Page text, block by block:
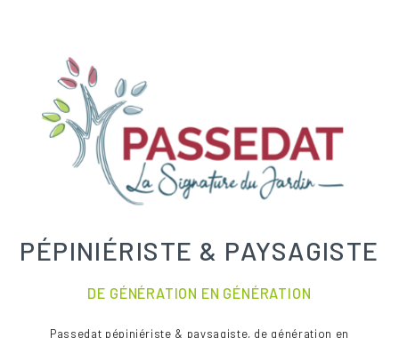
PÉPINIÉRISTE & PAYSAGISTE
DE GÉNÉRATION EN GÉNÉRATION
Passedat pépiniériste & paysagiste, de génération en